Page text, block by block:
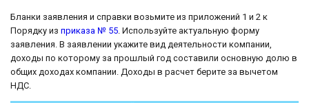
Бланки заявления и справки возьмите из приложений 1 и 2 к
Порядку из приказа № 55 . Используйте актуальную форму
заявления. В заявлении укажите вид деятельности компании,
доходы по которому за прошлый год составили основную долю в
общих доходах компании. Доходы в расчет берите за вычетом
НДС.